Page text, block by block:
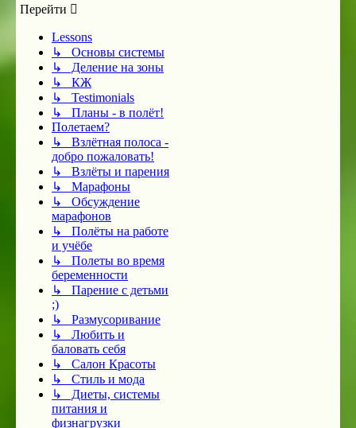
Перейти
Lessons
↳ Основы системы
↳ Деление на зоны
↳ КЖ
↳ Testimonials
↳ Планы - в полёт!
Полетаем?
↳ Взлётная полоса -
добро пожаловать!
↳ Взлёты и парения
↳ Марафоны
↳ Обсуждение
марафонов
↳ Полёты на работе
и учёбе
↳ Полеты во время
беременности
↳ Парение с детьми
;)
↳ Размусоривание
↳ Любить и
баловать себя
↳ Салон Красоты
↳ Стиль и мода
↳ Диеты, системы
питания и
физнагрузки